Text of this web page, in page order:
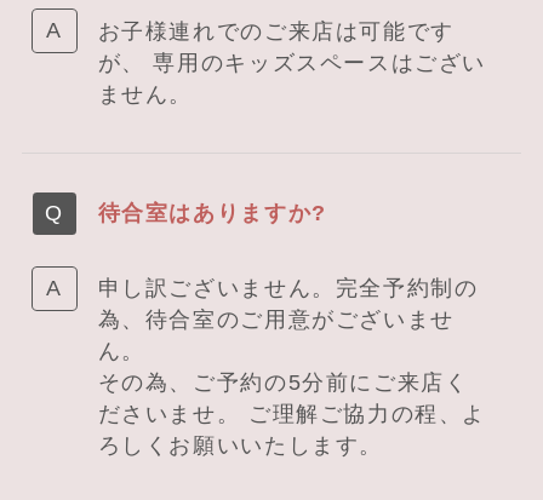
お子様連れでのご来店は可能です
が、 専用のキッズスペースはござい
ません。
待合室はありますか?
申し訳ございません。完全予約制の
為、待合室のご用意がございませ
ん。
その為、ご予約の5分前にご来店く
ださいませ。 ご理解ご協力の程、よ
ろしくお願いいたします。